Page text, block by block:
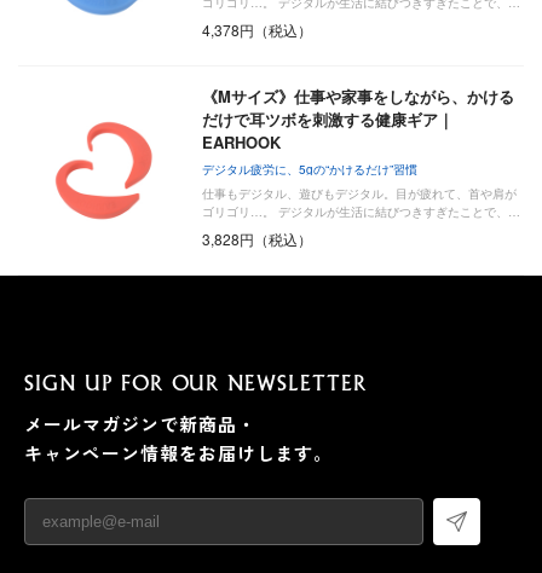
4,378円（税込）
《Mサイズ》仕事や家事をしながら、かける
だけで耳ツボを刺激する健康ギア｜
EARHOOK
デジタル疲労に、5gの“かけるだけ”習慣
仕事もデジタル、遊びもデジタル。目が疲れて、首や肩が
ゴリゴリ…。 デジタルが生活に結びつきすぎたことで、…
3,828円（税込）
SIGN UP FOR OUR NEWSLETTER
メールマガジンで新商品・
キャンペーン情報をお届けします。